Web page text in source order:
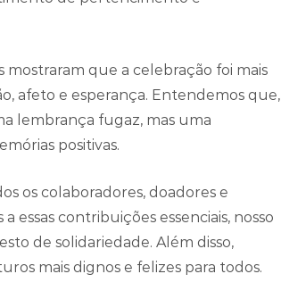
mostraram que a celebração foi mais
afeto e esperança. Entendemos que,
lembrança fugaz, mas uma
positivas.
os colaboradores, doadores e
essas contribuições essenciais, nosso
de solidariedade. Além disso,
mais dignos e felizes para todos.